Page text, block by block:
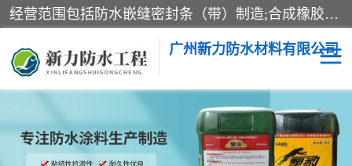
经营范围包括防水嵌缝密封条（带）制造;合成橡胶制造（监控化学品、危险化学品除外）;沥青混合物制造;防水胶粘带制造;其他合成材料制造（监控化学品、危险化学品除外）;涂料制造（监控化学品、危险化学品除外）;建筑结构防水补漏;防水建筑材料制造;粘合剂制造（监控化学品、危险化学品除外）;涂料零售;广州新力防水材料有限公司具有1处分支机构。
广州新力防水材料有限公司
黑豹防水胶 建筑108胶水